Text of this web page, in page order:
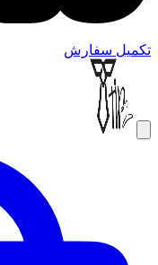
تکمیل سفارش